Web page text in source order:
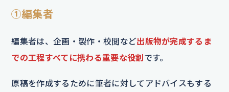
①編集者
編集者は、企画・製作・校閲など出版物が完成するま
での工程すべてに携わる重要な役割です。
原稿を作成するために筆者に対してアドバイスもする